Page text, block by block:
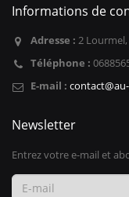
Informations de
Adresse : 2 Lourmel,
Téléphone :
E-mail :
Newsletter
Entrez votre e-mail et